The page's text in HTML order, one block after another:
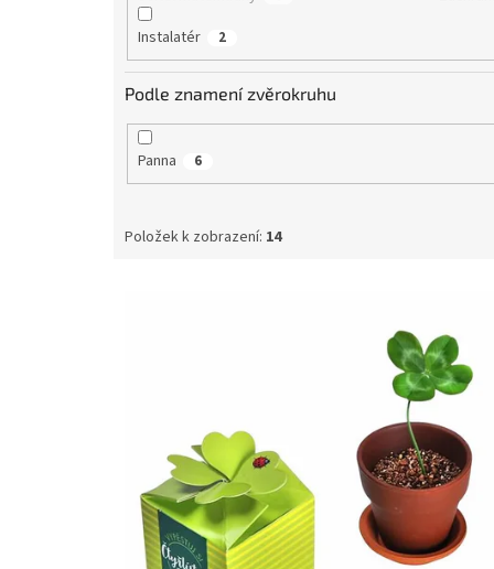
Instalatér 2
Podle znamení zvěrokruhu
Panna 6
Položek k zobrazení: 14